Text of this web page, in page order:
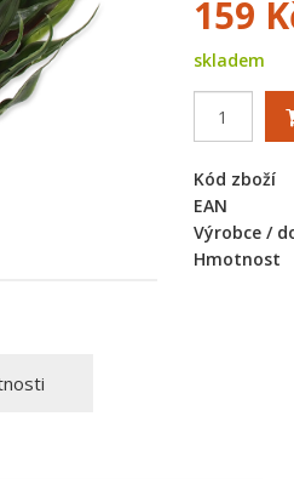
159
skladem
Kód zboží
EAN
Výrobce /
Hmotnost